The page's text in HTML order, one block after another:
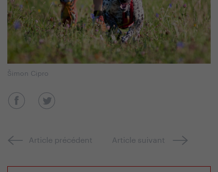
Šimon Cipro
Article précédent Article suivant